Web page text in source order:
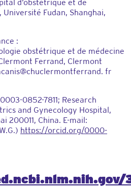
d’obstétrique et de
Fudan, Shanghai,
:
obstétrique et de médecine
Ferrand, Clermont
fr
0852-7811; Research
and Gynecology Hospital,
200011, China. E-mail:
https://orcid.org/0000-